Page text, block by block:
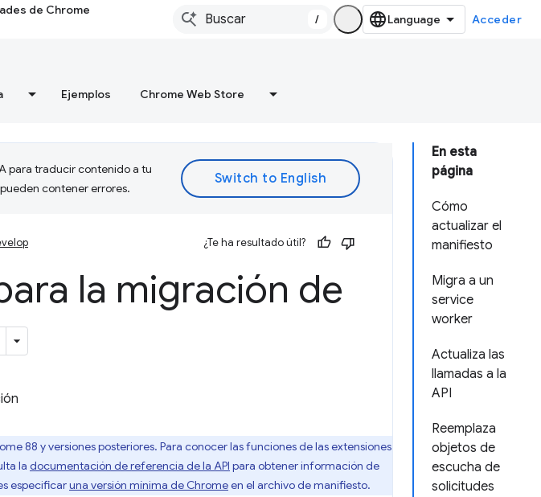
de Chrome
/ Acceder
Ejemplos Chrome Web Store
En esta
página
Cómo
actualizar el
manifiesto
Migra a un
service
worker
Actualiza las
llamadas a la
API
Reemplaza
objetos de
escucha de
solicitudes
para traducir contenido a tu
contener errores.
¿Te ha resultado útil?
la migración de
88 y versiones posteriores. Para conocer las funciones de las extensiones
la documentación de referencia de la API para obtener información de
especificaruna versión mínima de Chromeen el archivo de manifiesto.